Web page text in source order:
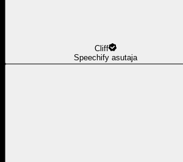
Cliff
Speechify asutaja